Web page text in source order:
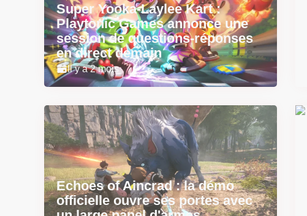
Super Yooka-Laylee Kart :
Playtonic Games annonce une
session de questions-réponses
en direct demain
Il y a 2 mois
Echoes of Aincrad : la démo
officielle ouvre ses portes avec